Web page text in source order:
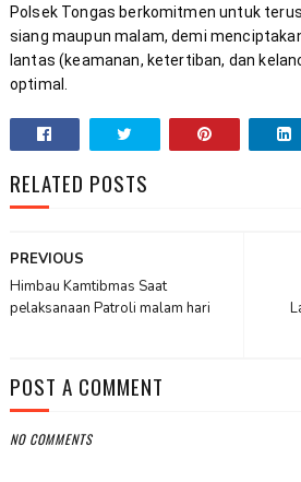
Polsek Tongas berkomitmen untuk
siang maupun malam, demi
lantas (keamanan, ketertiban, dan
optimal.
RELATED POSTS
PREVIOUS
Himbau Kamtibmas Saat
pelaksanaan Patroli malam hari
POST A COMMENT
NO COMMENTS